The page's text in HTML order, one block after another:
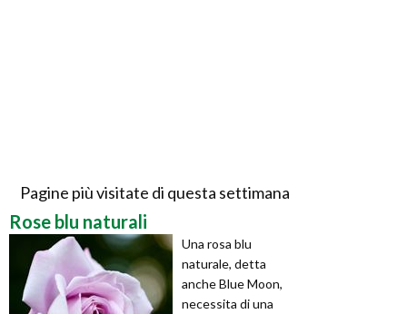
Pagine più visitate di questa settimana
Rose blu naturali
Una rosa blu
naturale, detta
anche Blue Moon,
necessita di una